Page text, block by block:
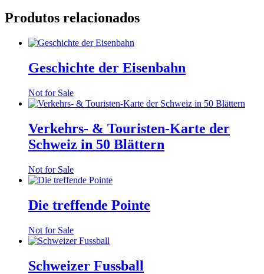
Produtos relacionados
Geschichte der Eisenbahn
Not for Sale
Verkehrs- & Touristen-Karte der
Schweiz in 50 Blättern
Not for Sale
Die treffende Pointe
Not for Sale
Schweizer Fussball